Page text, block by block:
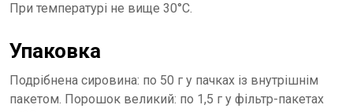
При температурі не вище 30°С.
Упаковка
Подрібнена сировина: по 50 г у пачках із внутрішнім
пакетом. Порошок великий: по 1,5 г у фільтр-пакетах